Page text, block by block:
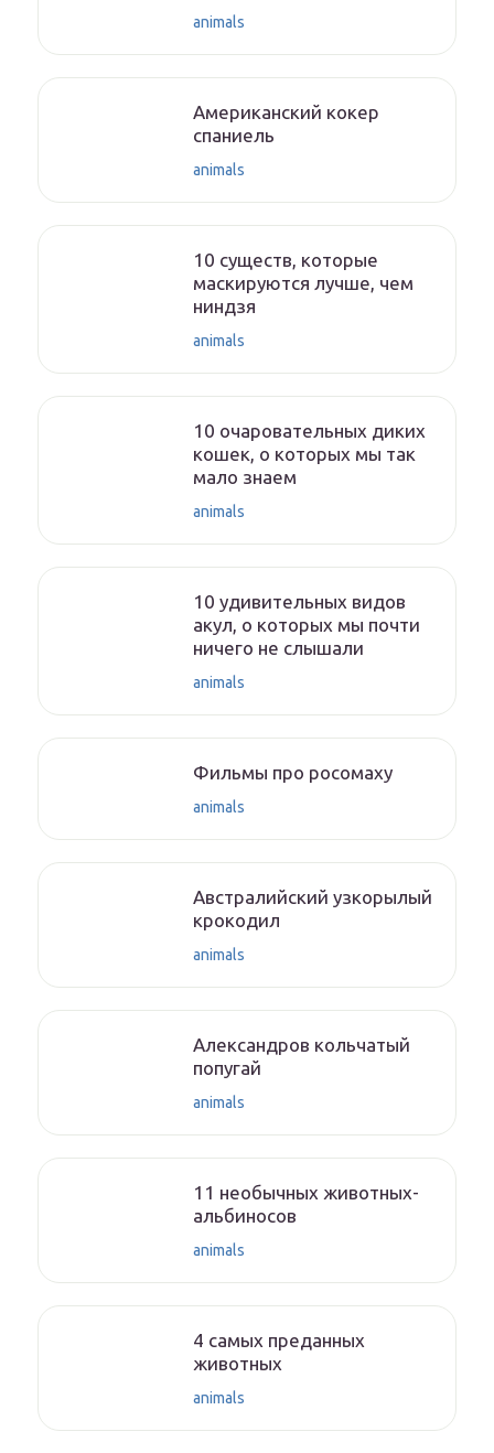
animals
Американский кокер
спаниель
animals
10 существ, которые
маскируются лучше, чем
ниндзя
animals
10 очаровательных диких
кошек, о которых мы так
мало знаем
animals
10 удивительных видов
акул, о которых мы почти
ничего не слышали
animals
Фильмы про росомаху
animals
Австралийский узкорылый
крокодил
animals
Александров кольчатый
попугай
animals
11 необычных животных-
альбиносов
animals
4 самых преданных
животных
animals